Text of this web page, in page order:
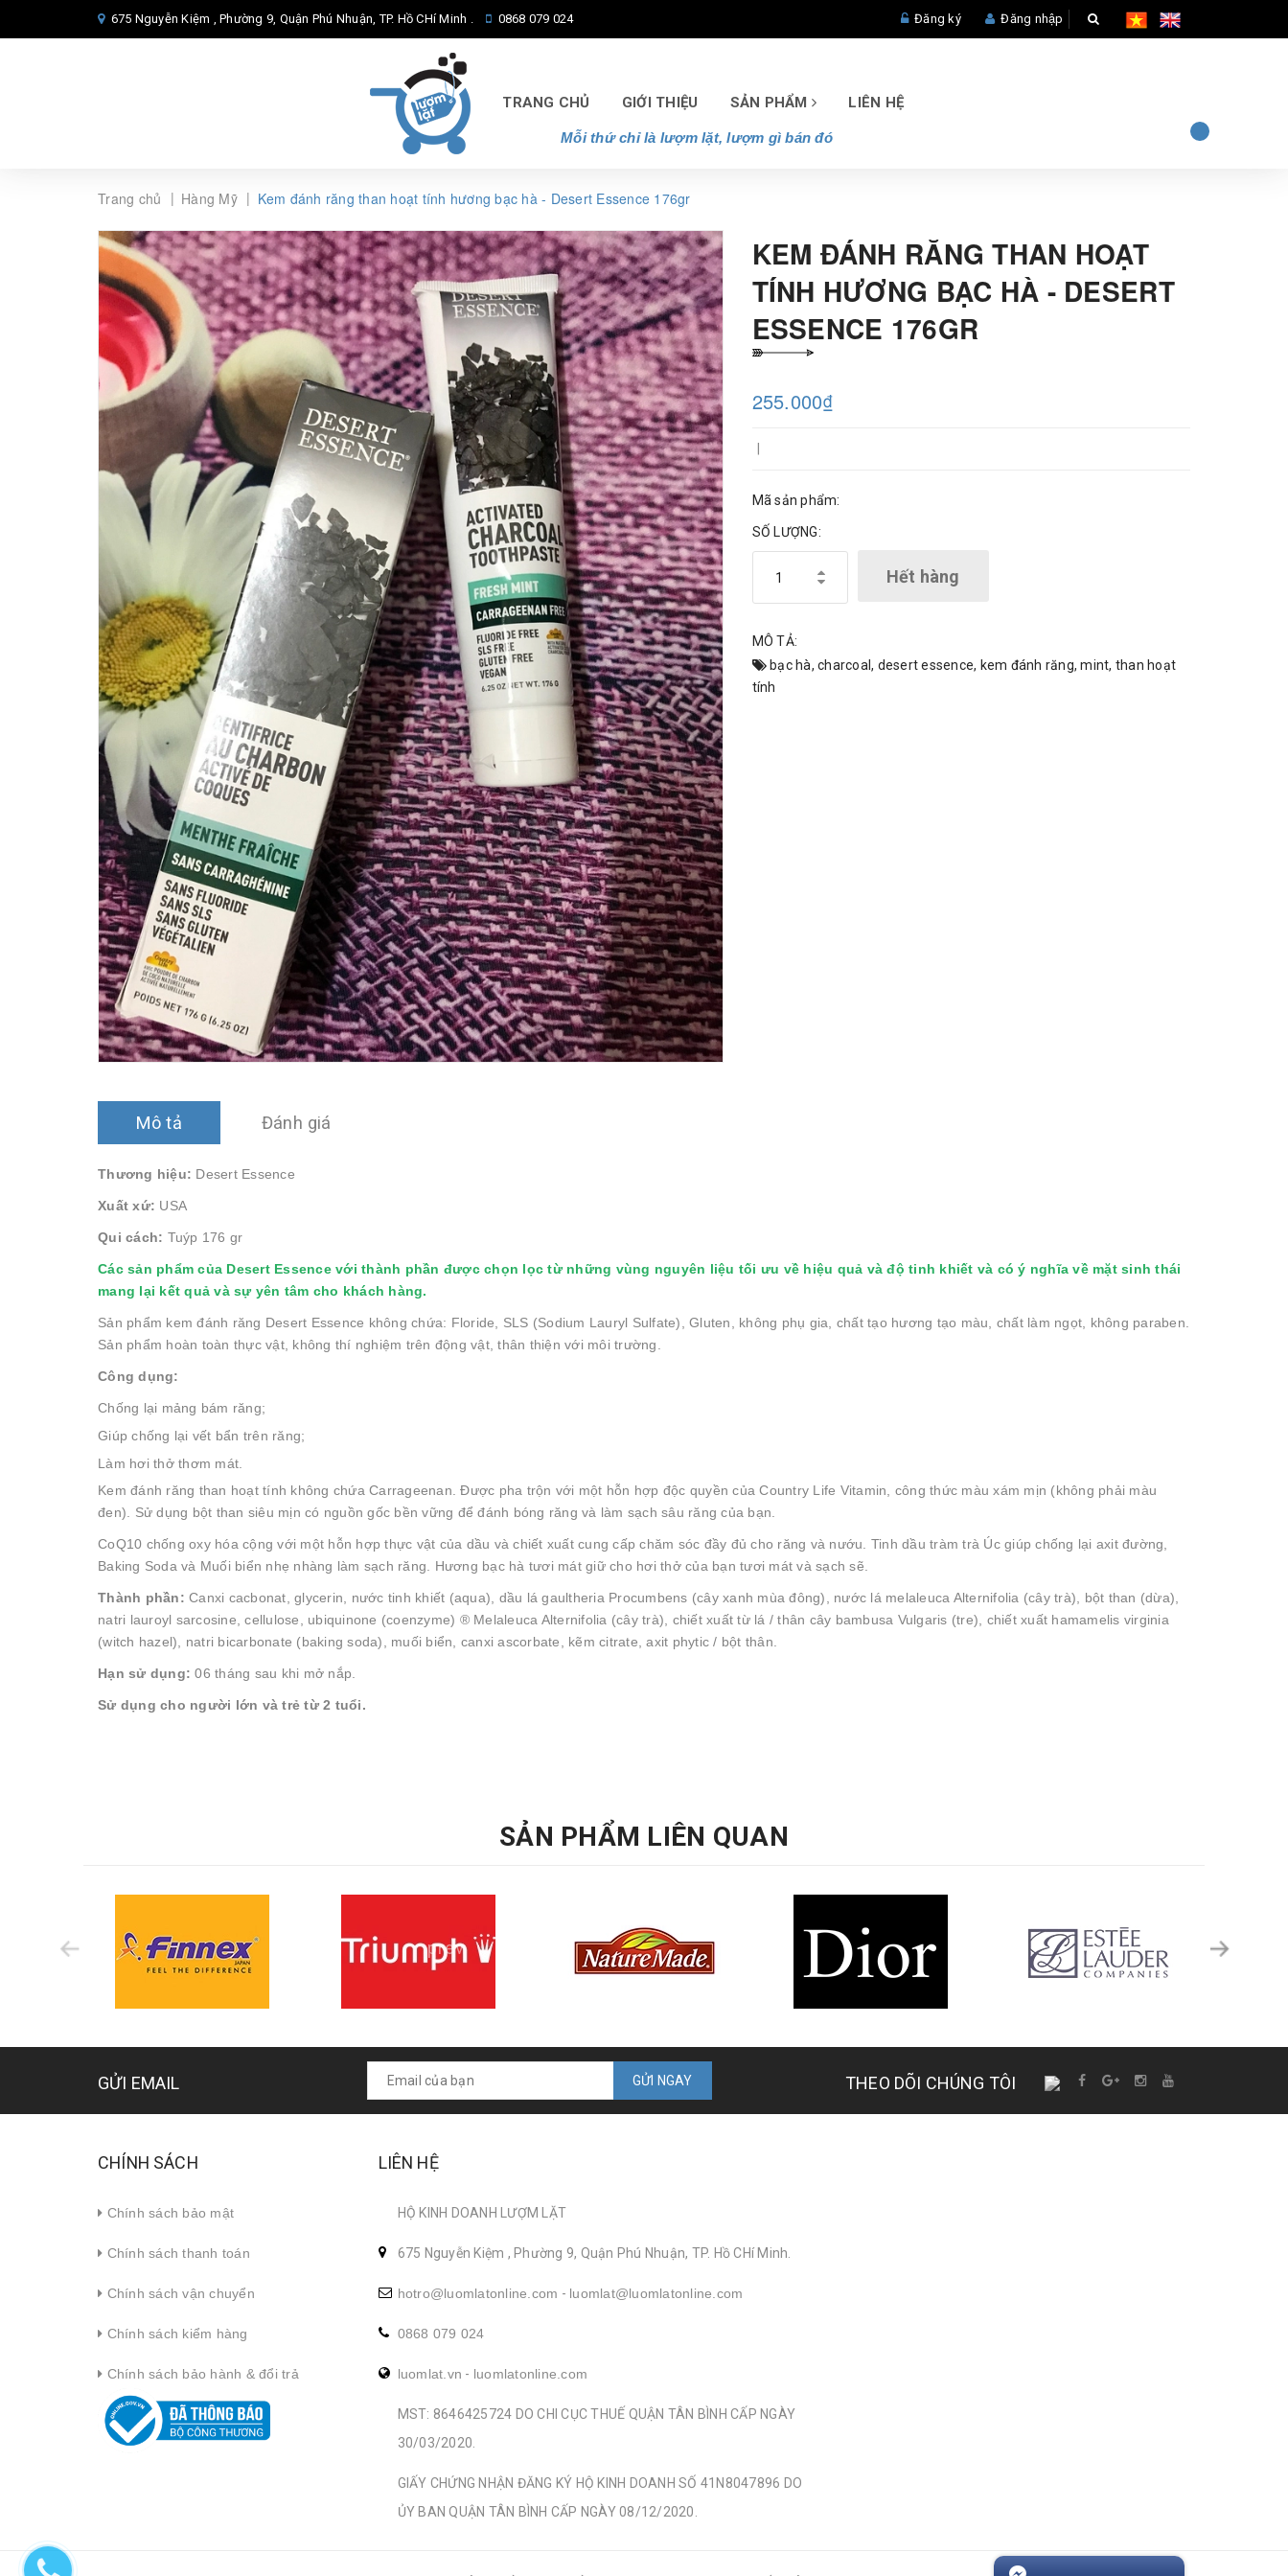
675 Nguyễn Kiệm , Phường 9, Quận Phú Nhuận, TP. Hồ CHí Minh . 0868 079 024 Đăng ký Đăng nhập
TRANG CHỦ GIỚI THIỆU SẢN PHẨM LIÊN HỆ
Mỗi thứ chỉ là lượm lặt, lượm gì bán đó
Trang chủ | Hàng Mỹ | Kem đánh răng than hoạt tính hương bạc hà - Desert Essence 176gr
KEM ĐÁNH RĂNG THAN HOẠT
TÍNH HƯƠNG BẠC HÀ - DESERT
ESSENCE 176GR
255.000₫
Mã sản phẩm:
SỐ LƯỢNG:
Hết hàng
MÔ TẢ:
bạc hà, charcoal , desert essence, kem đánh răng,mint, than hoạt
tính
Mô tả Đánh giá
Thương hiệu: Desert Essence
Xuất xứ: USA
Qui cách: Tuýp 176 gr
Các sản phẩm của Desert Essence với thành phần được chọn lọc từ những vùng nguyên liệu tối ưu về hiệu quả và độ tinh khiết và có ý nghĩa về mặt sinh thái
mang lại kết quả và sự yên tâm cho khách hàng.
Sản phẩm kem đánh răng Desert Essence không chứa: Floride, SLS (Sodium Lauryl Sulfate), Gluten, không phụ gia, chất tạo hương tạo màu, chất làm ngọt, không paraben.
Sản phẩm hoàn toàn thực vật, không thí nghiệm trên động vật, thân thiện với môi trường.
Công dụng:
Chống lại mảng bám răng;
Giúp chống lại vết bẩn trên răng;
Làm hơi thở thơm mát.
Kem đánh răng than hoạt tính không chứa Carrageenan. Được pha trộn với một hỗn hợp độc quyền của Country Life Vitamin, công thức màu xám mịn (không phải màu
đen). Sử dụng bột than siêu mịn có nguồn gốc bền vững để đánh bóng răng và làm sạch sâu răng của bạn.
CoQ10 chống oxy hóa cộng với một hỗn hợp thực vật của dầu và chiết xuất cung cấp chăm sóc đầy đủ cho răng và nướu. Tinh dầu tràm trà Úc giúp chống lại axit đường,
Baking Soda và Muối biển nhẹ nhàng làm sạch răng. Hương bạc hà tươi mát giữ cho hơi thở của bạn tươi mát và sạch sẽ.
Thành phần: Canxi cacbonat, glycerin, nước tinh khiết (aqua), dầu lá gaultheria Procumbens (cây xanh mùa đông), nước lá melaleuca Alternifolia (cây trà), bột than (dừa),
natri lauroyl sarcosine, cellulose, ubiquinone (coenzyme) ® Melaleuca Alternifolia (cây trà), chiết xuất từ lá / thân cây bambusa Vulgaris (tre), chiết xuất hamamelis virginia
(witch hazel), natri bicarbonate (baking soda), muối biển, canxi ascorbate, kẽm citrate, axit phytic / bột thân.
Hạn sử dụng: 06 tháng sau khi mở nắp.
Sử dụng cho người lớn và trẻ từ 2 tuổi.
SẢN PHẨM LIÊN QUAN
prev
GỬI EMAIL GỬI NGAY THEO DÕI CHÚNG TÔI
CHÍNH SÁCH
Chính sách bảo mật
Chính sách thanh toán
Chính sách vận chuyển
Chính sách kiểm hàng
Chính sách bảo hành & đổi trả
LIÊN HỆ
HỘ KINH DOANH LƯỢM LẶT
675 Nguyễn Kiệm , Phường 9, Quận Phú Nhuận, TP. Hồ CHí Minh.
hotro@luomlatonline.com - luomlat@luomlatonline.com
0868 079 024
luomlat.vn - luomlatonline.com
MST: 8646425724 DO CHI CỤC THUẾ QUẬN TÂN BÌNH CẤP NGÀY
30/03/2020.
GIẤY CHỨNG NHẬN ĐĂNG KÝ HỘ KINH DOANH SỐ 41N8047896 DO
ỦY BAN QUẬN TÂN BÌNH CẤP NGÀY 08/12/2020.